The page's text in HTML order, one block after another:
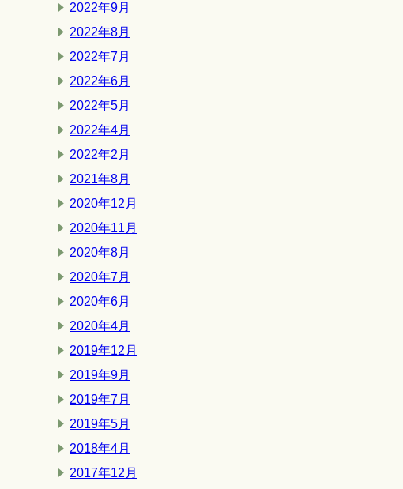
2022年9月
2022年8月
2022年7月
2022年6月
2022年5月
2022年4月
2022年2月
2021年8月
2020年12月
2020年11月
2020年8月
2020年7月
2020年6月
2020年4月
2019年12月
2019年9月
2019年7月
2019年5月
2018年4月
2017年12月